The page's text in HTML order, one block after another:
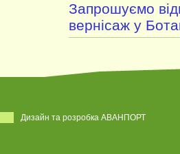
Запрошуємо
вернісаж у
Дизайн та розробка АВАНПОРТ